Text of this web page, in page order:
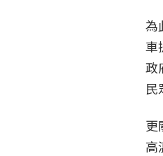
為
車
政
民
更
高